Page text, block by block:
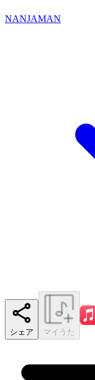
NANJAMAN
シェア マイうた